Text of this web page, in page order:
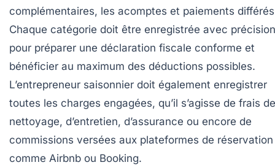
complémentaires, les acomptes et paiements
Chaque catégorie doit être enregistrée avec précision
pour préparer une déclaration fiscale conforme et
bénéficier au maximum des déductions possibles.
L’entrepreneur saisonnier doit également enregistrer
toutes les charges engagées, qu’il s’agisse de frais de
nettoyage, d’entretien, d’assurance ou encore de
commissions versées aux plateformes de réservation
comme Airbnb ou Booking.